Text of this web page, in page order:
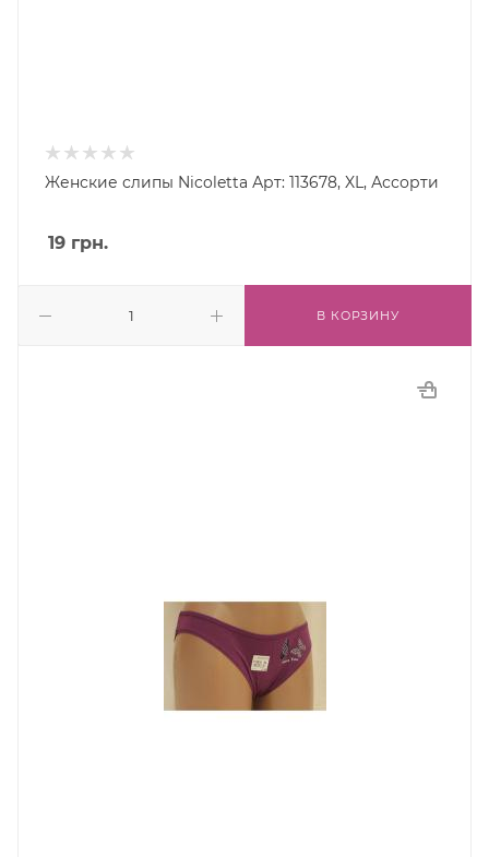
Женские слипы Nicoletta Арт: 113678, XL, Ассорти
19 грн.
В КОРЗИНУ